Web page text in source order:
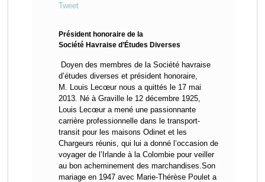
Tweet
Président honoraire de la
Société Havraise d’Études Diverses
Doyen des membres de la Société havraise
d’études diverses et président honoraire,
M. Louis Lecœur nous a quittés le 17 mai
2013. Né à Graville le 12 décembre 1925,
Louis Lecœur a mené une passionnante
carrière professionnelle dans le transport-
transit pour les maisons Odinet et les
Chargeurs réunis, qui lui a donné l’occasion de
voyager de l’Irlande à la Colombie pour veiller
au bon acheminement des marchandises.Son
mariage en 1947 avec Marie-Thérèse Poulet a